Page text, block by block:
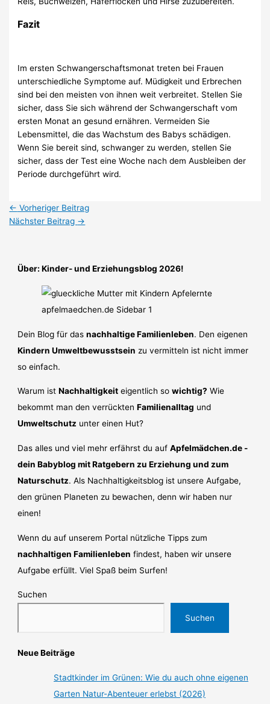
Fazit
Im ersten Schwangerschaftsmonat treten bei Frauen
unterschiedliche Symptome auf. Müdigkeit und Erbrechen
sind bei den meisten von ihnen weit verbreitet. Stellen Sie
sicher, dass Sie sich während der Schwangerschaft vom
ersten Monat an gesund ernähren. Vermeiden Sie
Lebensmittel, die das Wachstum des Babys schädigen.
Wenn Sie bereit sind, schwanger zu werden, stellen Sie
sicher, dass der Test eine Woche nach dem Ausbleiben der
Periode durchgeführt wird.
← Vorheriger Beitrag
Nächster Beitrag →
Über: Kinder- und Erziehungsblog 2026!
Dein Blog für dasnachhaltige Familienleben. Den eigenen
Kindern Umweltbewusstsein zu vermitteln ist nicht immer
so einfach.
Warum istNachhaltigkeit eigentlich sowichtig? Wie
bekommt man den verrücktenFamilienalltag und
Umweltschutz unter einen Hut?
Das alles und viel mehr erfährst du aufApfelmädchen.de -
dein Babyblog mit Ratgebern zu Erziehung und zum
Naturschutz. Als Nachhaltigkeitsblog ist unsere Aufgabe,
den grünen Planeten zu bewachen, denn wir haben nur
einen!
Wenn du auf unserem Portal nützliche Tipps zum
nachhaltigen Familienleben findest, haben wir unsere
Aufgabe erfüllt. Viel Spaß beim Surfen!
Suchen
Suchen
Neue Beiträge
Stadtkinder im Grünen: Wie du auch ohne eigenen
Garten Natur-Abenteuer erlebst (2026)